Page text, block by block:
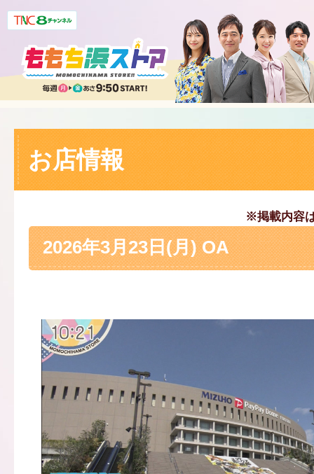
お店情報
※掲載内容
2026年3月23日(月) OA